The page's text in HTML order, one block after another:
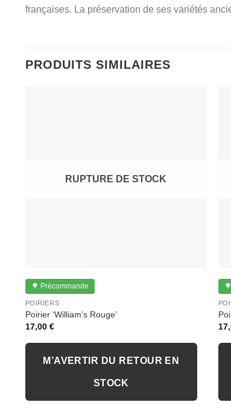
françaises. La préservation de ses variétés
PRODUITS SIMILAIRES
RUPTURE DE STOCK
🌳 Précommande
POIRIERS
Poirier ‘William’s Rouge’
17,00 €
M’AVERTIR DU RETOUR EN
STOCK